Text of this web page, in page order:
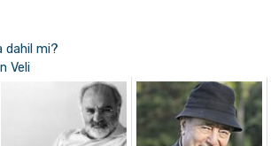
dahil mi?
Veli